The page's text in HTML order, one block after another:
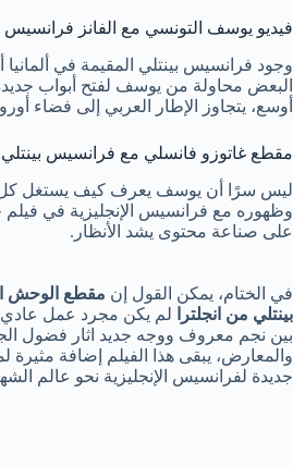
فيديو يوسف التونسي مع الفانز فرانسيس
وجود فرانسيس بينتلي المقيمة في
البعض محاولة من يوسف لفتح أبواب
أوسع، يتجاوز الإطار العربي إلى فضاء
مقطع غاتوزو فانسلي مع فرانسيس بينتلي
ليس سرًا أن يوسف يعرف كيف يستغل
وظهوره مع فرانسيس الإنجليزية في فيلم
على صناعة محتوى يشد الأنظار.
في الختام، يمكن القول إن مقطع الوحش
بينتلي من انجلترا
لم يكن مجرد عمل
بين نجم معروف ووجه جديد اثار فضول
والمعارض، يبقى هذا الفيلم إضافة
جديدة لفرانسيس الإنجليزية نحو عالم